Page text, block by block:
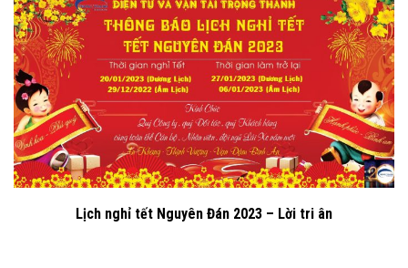
Lịch nghỉ tết Nguyên Đán 2023 – Lời tri ân